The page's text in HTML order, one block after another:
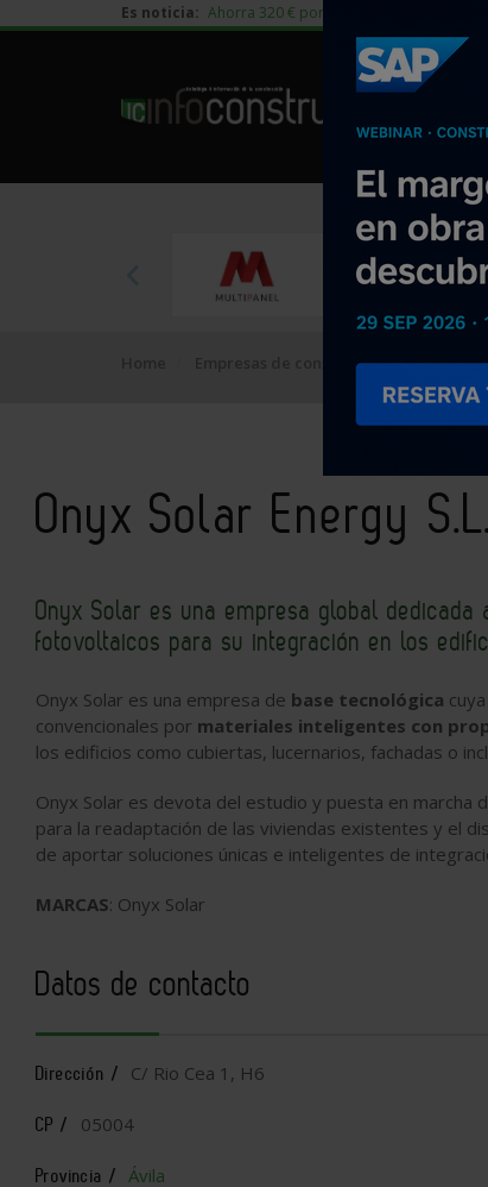
Es noticia: Ahorra 320 € por vivienda en edificación
Empresas de construcción Onyx
Onyx Solar Energy S.L.
Onyx Solar es una empresa global
fotovoltaicos para su integración en los
Onyx Solar es una empresa de base tecnológica
convencionales por materiales inteligentes con
los edificios como cubiertas, lucernarios, fachadas o
Onyx Solar es devota del estudio y puesta en marcha
para la readaptación de las viviendas existentes y el
de aportar soluciones únicas e inteligentes de
MARCAS: Onyx Solar
Datos de contacto
Dirección / C/ Rio Cea 1, H6
CP / 05004
Provincia / Ávila